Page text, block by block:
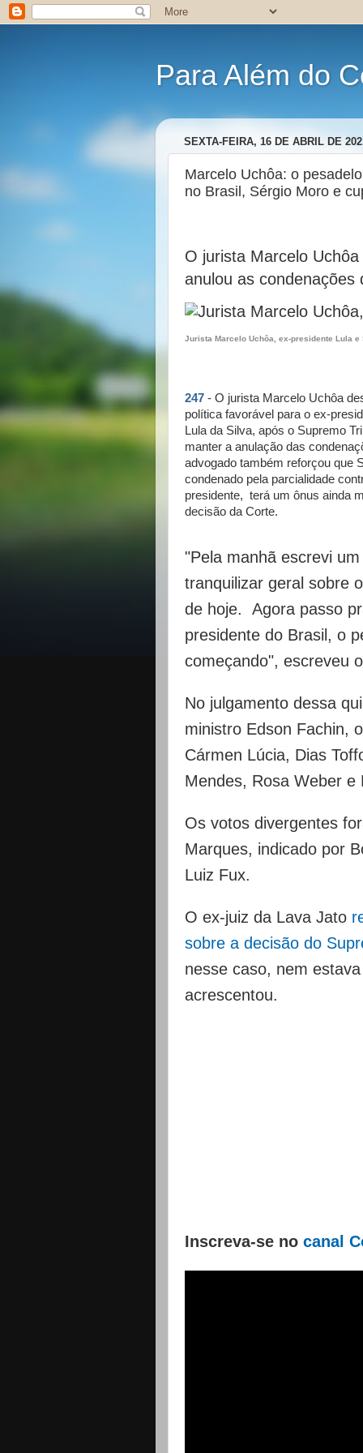
Para Além do
SEXTA-FEIRA, 16 DE ABRIL DE
Marcelo Uchôa: o
no Brasil, Sérgio Moro e
O jurista Marcelo
anulou as condenações
Jurista Marcelo Uchôa, ex-presidente Lula
247 - O jurista Marcelo Uchôa
política favorável para o ex-
Lula da Silva, após o Supremo
manter a anulação das
advogado também reforçou que
condenado pela parcialidade
presidente, terá um ônus ainda
decisão da Corte.
"Pela manhã escrevi
tranquilizar geral sobre
de hoje. Agora passo
presidente do Brasil, o
começando", escreveu
No julgamento dessa
ministro Edson Fachin,
Cármen Lúcia, Dias
Mendes, Rosa Weber
Os votos divergentes
Marques, indicado por
Luiz Fux.
O ex-juiz da Lava Jato
sobre a decisão do
nesse caso, nem
acrescentou.
Inscreva-se no canal